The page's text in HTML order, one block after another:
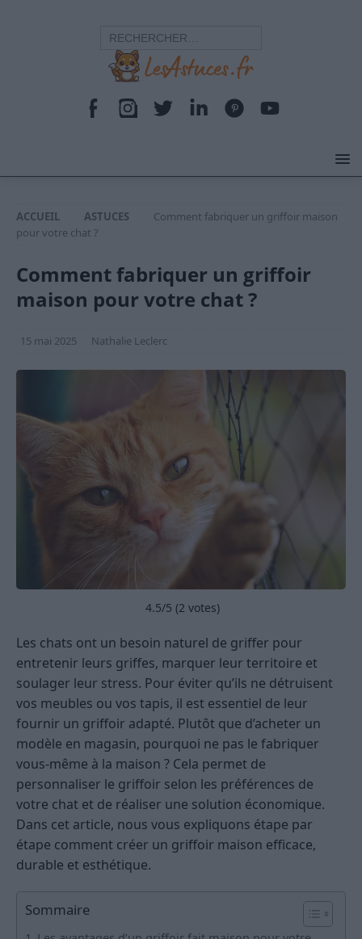
ACCUEIL ASTUCES
Comment fabriquer un griffoir maison
pour votre chat ?
Comment fabriquer un griffoir
maison pour votre chat ?
15 mai 2025 Nathalie Leclerc
4.5/5 (2 votes)
Les chats ont un besoin naturel de griffer pour
entretenir leurs griffes, marquer leur territoire et
soulager leur stress. Pour éviter qu’ils ne détruisent
vos meubles ou vos tapis, il est essentiel de leur
fournir un griffoir adapté. Plutôt que d’acheter un
modèle en magasin, pourquoi ne pas le fabriquer
vous-même à la maison ? Cela permet de
personnaliser le griffoir selon les préférences de
votre chat et de réaliser une solution économique.
Dans cet article, nous vous expliquons étape par
étape comment créer un griffoir maison efficace,
durable et esthétique.
Sommaire